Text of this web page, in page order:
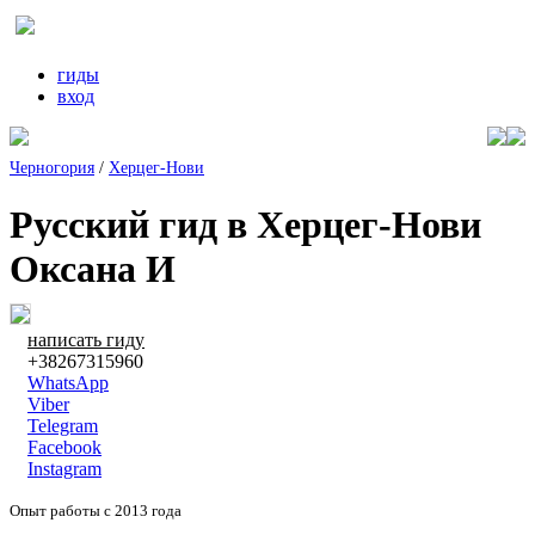
гиды
вход
Черногория / Херцег-Нови
Русский гид в Херцег-Нови
Оксана И
написать гиду
+38267315960
WhatsApp
Viber
Telegram
Facebook
Instagram
Опыт работы с 2013 года